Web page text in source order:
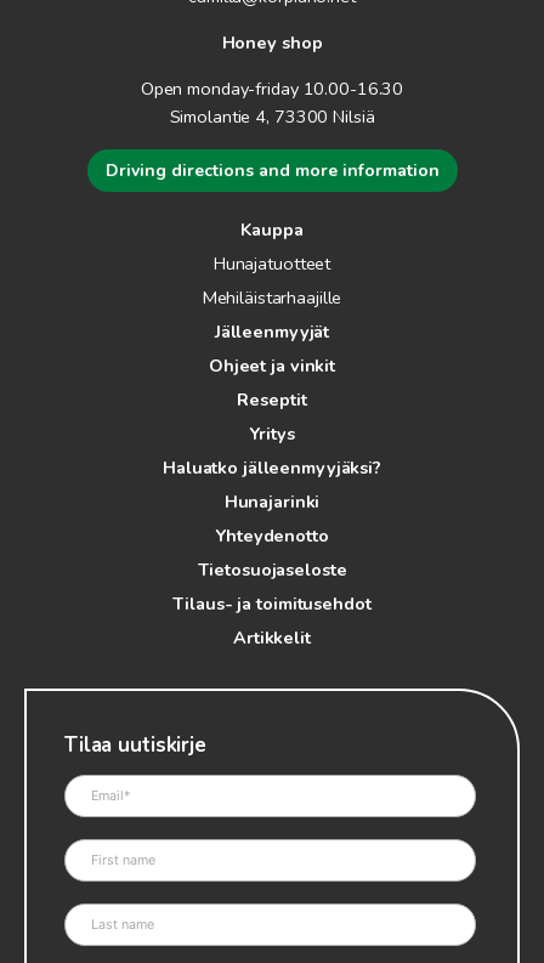
Honey shop
Open monday-friday 10.00-16.30
Simolantie 4, 73300 Nilsiä
Driving directions and more information
Kauppa
Hunajatuotteet
Mehiläistarhaajille
Jälleenmyyjät
Ohjeet ja vinkit
Reseptit
Yritys
Haluatko jälleenmyyjäksi?
Hunajarinki
Yhteydenotto
Tietosuojaseloste
Tilaus- ja toimitusehdot
Artikkelit
Tilaa uutiskirje